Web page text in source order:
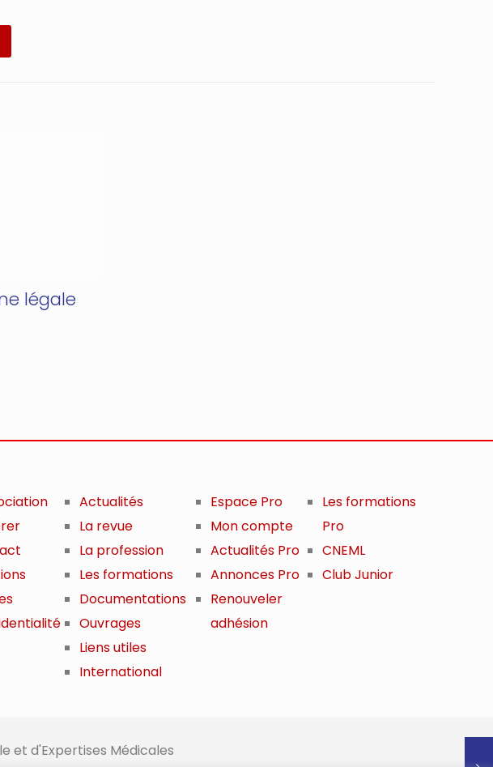
légale
Actualités
La revue
La profession
Les formations
Documentations
Ouvrages
Liens utiles
International
Espace Pro
Mon compte
Actualités Pro
Annonces Pro
Renouveler
adhésion
Les formations
Pro
CNEML
Club Junior
et d'Expertises Médicales